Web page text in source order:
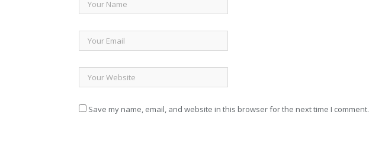
Save my name, email, and website in this browser for the next time I comment.